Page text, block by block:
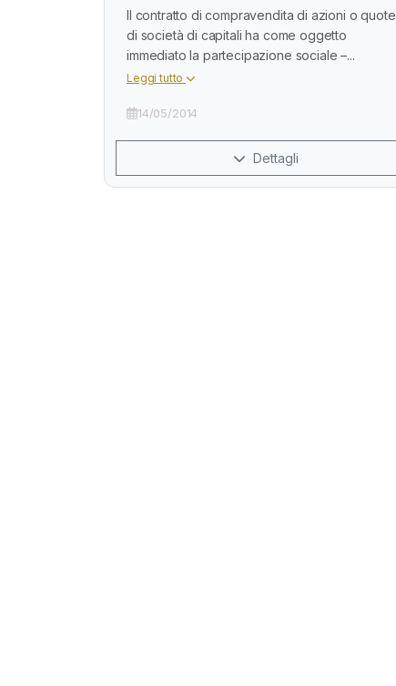
Il contratto di compravendita di azioni o quote
di società di capitali ha come oggetto
immediato la partecipazione sociale –...
Leggi tutto
14/05/2014
Dettagli